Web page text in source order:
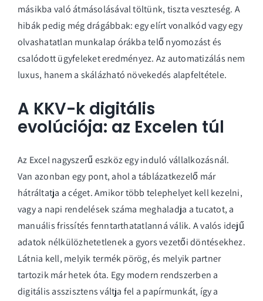
másikba való átmásolásával töltünk, tiszta veszteség. A
hibák pedig még drágábbak: egy elírt vonalkód vagy egy
olvashatatlan munkalap órákba telő nyomozást és
csalódott ügyfeleket eredményez. Az automatizálás nem
luxus, hanem a skálázható növekedés alapfeltétele.
A KKV-k digitális
evolúciója: az Excelen túl
Az Excel nagyszerű eszköz egy induló vállalkozásnál.
Van azonban egy pont, ahol a táblázatkezelő már
hátráltatja a céget. Amikor több telephelyet kell kezelni,
vagy a napi rendelések száma meghaladja a tucatot, a
manuális frissítés fenntarthatatlanná válik. A valós idejű
adatok nélkülözhetetlenek a gyors vezetői döntésekhez.
Látnia kell, melyik termék pörög, és melyik partner
tartozik már hetek óta. Egy modern rendszerben a
digitális asszisztens váltja fel a papírmunkát, így a